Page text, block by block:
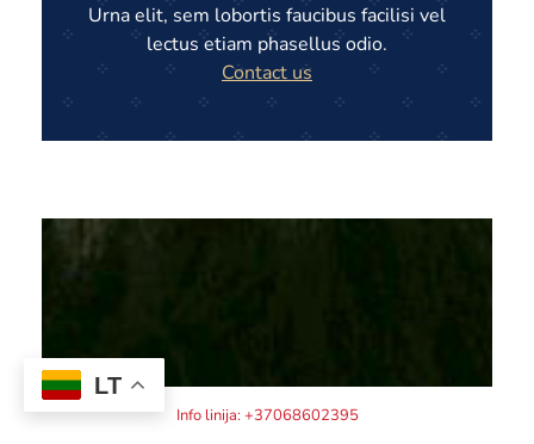
Info linija: +37068602395
Urna elit, sem lobortis faucibus facilisi vel
lectus etiam phasellus odio.
Contact us
LT